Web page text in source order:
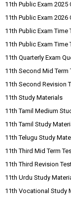
11th Public Exam
11th Public Exam
11th Public Exam Time
11th Public Exam Time
11th Quarterly Exam
11th Second Mid Term
11th Second Revision
11th Study Materials
11th Tamil Medium
11th Tamil Study
11th Telugu Study
11th Third Mid Term
11th Third Revision
11th Urdu Study
11th Vocational Study